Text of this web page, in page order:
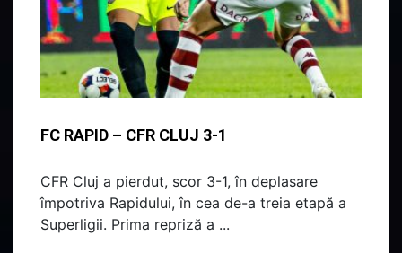
FC RAPID – CFR CLUJ 3-1
CFR Cluj a pierdut, scor 3-1, în deplasare
împotriva Rapidului, în cea de-a treia etapă a
Superligii. Prima repriză a ...